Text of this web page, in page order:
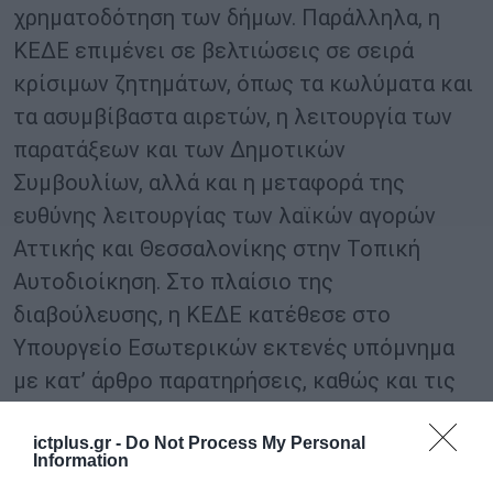
ictplus.gr - Do Not Process My Personal
Information
χρηματοδότηση των δήμων. Παράλληλα, η
ΚΕΔΕ επιμένει σε βελτιώσεις σε σειρά
κρίσιμων ζητημάτων, όπως τα κωλύματα και
τα ασυμβίβαστα αιρετών, η λειτουργία των
παρατάξεων και των Δημοτικών
Συμβουλίων, αλλά και η μεταφορά της
ευθύνης λειτουργίας των λαϊκών αγορών
Αττικής και Θεσσαλονίκης στην Τοπική
Αυτοδιοίκηση. Στο πλαίσιο της
διαβούλευσης, η ΚΕΔΕ κατέθεσε στο
Υπουργείο Εσωτερικών εκτενές υπόμνημα
με κατ’ άρθρο παρατηρήσεις, καθώς και τις
αρμόδιων επιτροπών της, επιχειρώντας να